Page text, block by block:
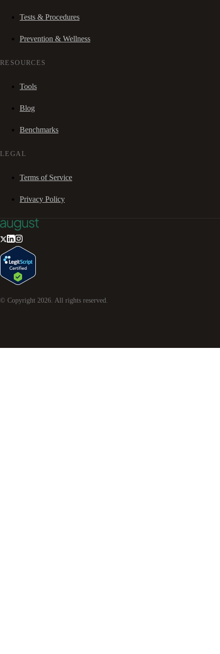
Tests & Procedures
Prevention & Wellness
RESOURCES
Tools
Blog
Benchmarks
LEGAL
Terms of Service
Privacy Policy
© Copyright 2026 . All rights reserved.